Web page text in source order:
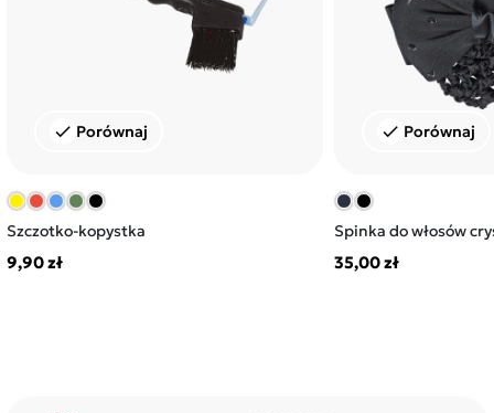
check Porównaj
Szczotko-kopystka
9,90 zł
check Porównaj
Spinka do włosów
35,00 zł